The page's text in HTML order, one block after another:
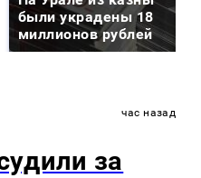
были украдены 18
миллионов рублей
час назад
за